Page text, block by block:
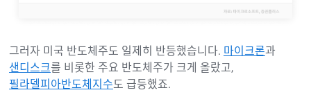
그러자 미국 반도체주도 일제히 반등했습니다. 마이크론과
샌디스크를 비롯한 주요 반도체주가 크게 올랐고,
필라델피아반도체지수도 급등했죠.